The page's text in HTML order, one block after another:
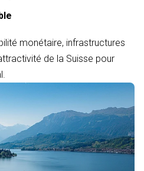
monétaire, infrastructures
de la Suisse pour